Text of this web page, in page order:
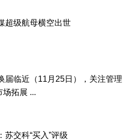
超级航母横空出世
届临近（11月25日），关注管理
场拓展 ...
交科“买入”评级